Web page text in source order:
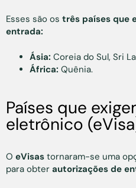
Esses são os três países que
entrada:
Ásia: Coreia do Sul, Sri
África: Quênia.
Países que
eletrônico
O eVisas tornaram-se uma
para obter autorizações de